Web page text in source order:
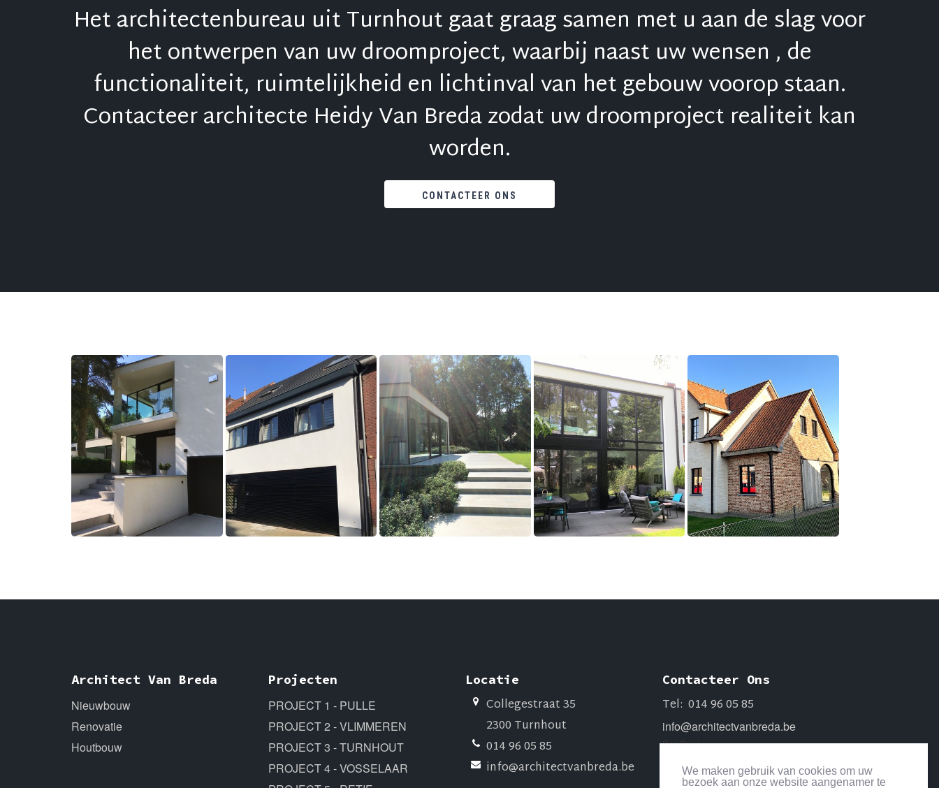
We maken gebruik van cookies om uw
bezoek aan onze website aangenamer te
Het architectenbureau uit Turnhout gaat graag samen met u aan de slag voor
het ontwerpen van uw droomproject, waarbij naast uw wensen , de
functionaliteit, ruimtelijkheid en lichtinval van het gebouw voorop staan.
Contacteer architecte Heidy Van Breda zodat uw droomproject realiteit kan
worden.
CONTACTEER ONS
Architect Van Breda
Nieuwbouw
Renovatie
Houtbouw
Projecten
PROJECT 1 - PULLE
PROJECT 2 - VLIMMEREN
PROJECT 3 - TURNHOUT
PROJECT 4 - VOSSELAAR
Locatie
Collegestraat 35
2300 Turnhout
014 96 05 85
info@architectvanbreda.be
Contacteer Ons
Tel:014 96 05 85
info@architectvanbreda.be
Bel Ons!